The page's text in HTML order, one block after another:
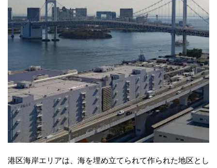
港区海岸エリアは、海を埋め立てられて作られた地区とし